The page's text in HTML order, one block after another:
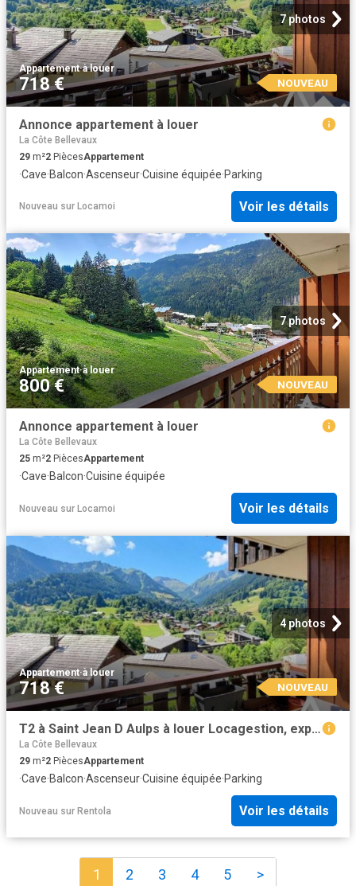
7 photos
Appartement·à louer
718 € NOUVEAU
Annonce appartement à louer
La Côte Bellevaux
29 m²2 PiècesAppartement
·Cave·Balcon·Ascenseur·Cuisine équipée·Parking
Nouveau sur Locamoi Voir les détails
7 photos
Appartement·à louer
800 € NOUVEAU
Annonce appartement à louer
La Côte Bellevaux
25 m²2 PiècesAppartement
·Cave·Balcon·Cuisine équipée
Nouveau sur Locamoi Voir les détails
4 photos
Appartement·à louer
718 € NOUVEAU
T2 à Saint Jean D Aulps à louer Locagestion, expert en gestion locative
La Côte Bellevaux
29 m²2 PiècesAppartement
·Cave·Balcon·Ascenseur·Cuisine équipée·Parking
Nouveau sur Rentola Voir les détails
1 2 3 4 5 >